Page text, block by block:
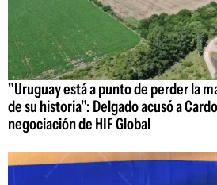
"Uruguay está a punto de perder la
de su historia": Delgado acusó a
negociación de HIF Global